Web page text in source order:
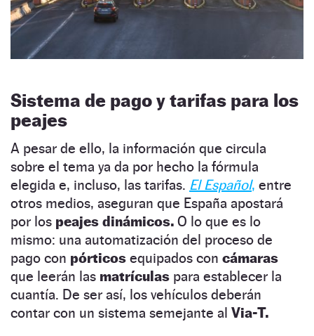
Sistema de pago y tarifas para los
peajes
A pesar de ello, la información que circula
sobre el tema ya da por hecho la fórmula
elegida e, incluso, las tarifas. El Español, entre
otros medios, aseguran que España apostará
por los peajes dinámicos. O lo que es lo
mismo: una automatización del proceso de
pago con pórticos equipados con cámaras
que leerán las matrículas para establecer la
cuantía. De ser así, los vehículos deberán
contar con un sistema semejante al Via-T.